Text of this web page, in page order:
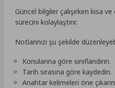
Güncel bilgiler çalışırken kısa
sürecini kolaylaştırır.
Notlarınızı şu şekilde
Konularına göre sınıflandırın.
Tarih sırasına göre kaydedin.
Anahtar kelimeleri öne